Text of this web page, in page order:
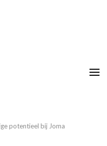
potentieel bij Joma